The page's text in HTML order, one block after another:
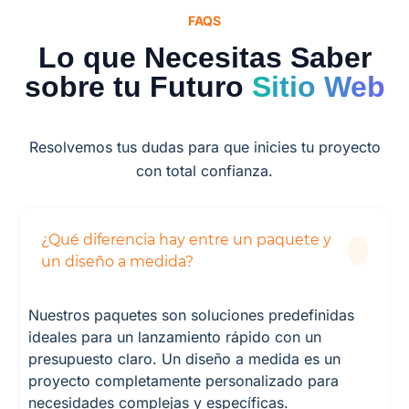
FAQS
Lo que Necesitas Saber
sobre tu Futuro Sitio Web
Resolvemos tus dudas para que inicies tu proyecto
con total confianza.
¿Qué diferencia hay entre un paquete y
un diseño a medida?
Nuestros paquetes son soluciones predefinidas
ideales para un lanzamiento rápido con un
presupuesto claro. Un diseño a medida es un
proyecto completamente personalizado para
necesidades complejas y específicas.